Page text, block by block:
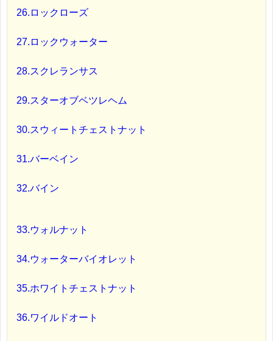
26.ロックローズ
27.ロックウォーター
28.スクレランサス
29.スターオブベツレヘム
30.スウィートチェストナット
31.バーベイン
32.バイン
33.ウォルナット
34.ウォーターバイオレット
35.ホワイトチェストナット
36.ワイルドオート